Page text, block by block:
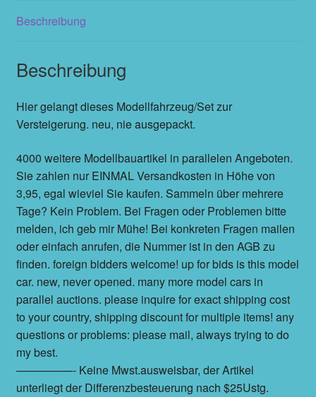
Beschreibung
Beschreibung
Hier gelangt dieses Modellfahrzeug/Set zur
Versteigerung. neu, nie ausgepackt.
4000 weitere Modellbauartikel in parallelen Angeboten.
Sie zahlen nur EINMAL Versandkosten in Höhe von
3,95, egal wieviel Sie kaufen. Sammeln über mehrere
Tage? Kein Problem. Bei Fragen oder Problemen bitte
melden, ich geb mir Mühe! Bei konkreten Fragen mailen
oder einfach anrufen, die Nummer ist in den AGB zu
finden. foreign bidders welcome! up for bids is this model
car. new, never opened. many more model cars in
parallel auctions. please inquire for exact shipping cost
to your country, shipping discount for multiple items! any
questions or problems: please mail, always trying to do
my best.
—————- Keine Mwst.ausweisbar, der Artikel
unterliegt der Differenzbesteuerung nach $25Ustg.